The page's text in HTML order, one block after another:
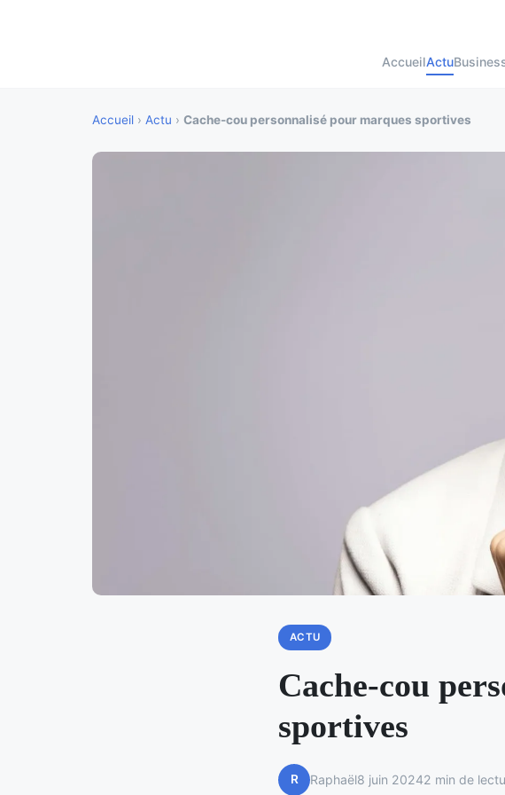
AccueilActu
Accueil › Actu › Cache-cou personnalisé pour marques sportives
ACTU
Cache-cou
sportives
R Raphaël8 juin 20242 min de